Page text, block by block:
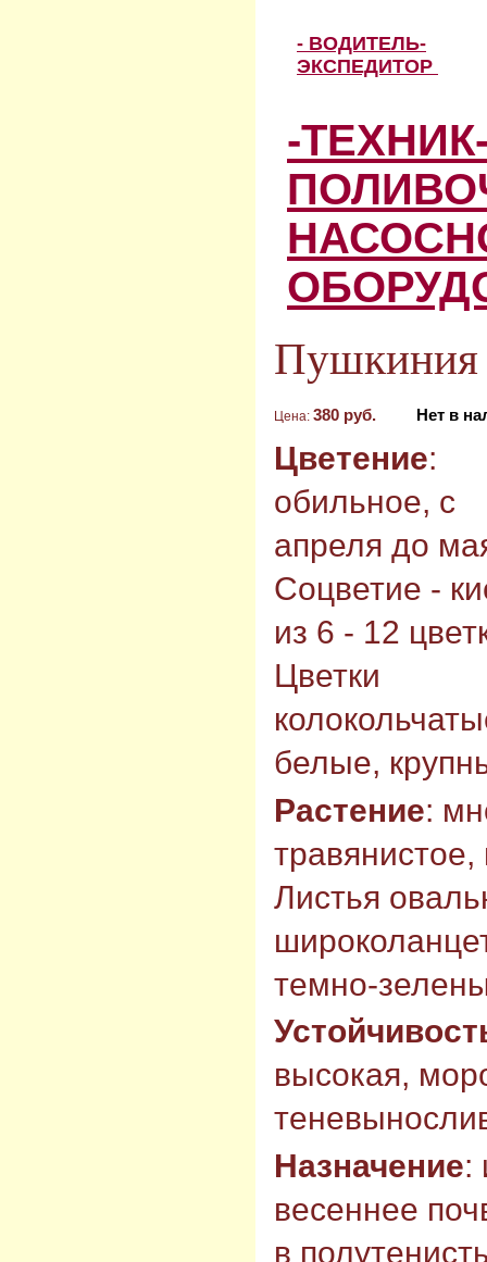
- ВОДИТЕЛЬ-
ЭКСПЕДИТОР
-
Пушкиния
Цена: 380 руб. Нет в
Цветение:
обильное, с
апреля до
Соцветие -
из 6 - 12
Цветки
белые,
Растение:
Листья
темно-
высокая,
Назначение:
весеннее
в